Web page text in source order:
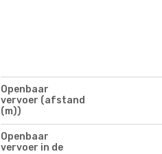
Openbaar
vervoer (afstand
(m))
Openbaar
vervoer in de